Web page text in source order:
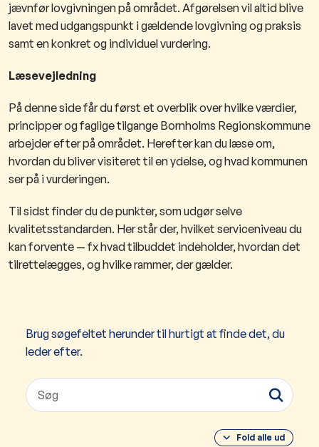
jævnfør lovgivningen på området. Afgørelsen vil altid blive
lavet med udgangspunkt i gældende lovgivning og praksis
samt en konkret og individuel vurdering.
Læsevejledning
På denne side får du først et overblik over hvilke værdier,
principper og faglige tilgange Bornholms Regionskommune
arbejder efter på området. Herefter kan du læse om,
hvordan du bliver visiteret til en ydelse, og hvad kommunen
ser på i vurderingen.
Til sidst finder du de punkter, som udgør selve
kvalitetsstandarden. Her står der, hvilket serviceniveau du
kan forvente — fx hvad tilbuddet indeholder, hvordan det
tilrettelægges, og hvilke rammer, der gælder.
Brug søgefeltet herunder til hurtigt at finde det, du
leder efter.
Fold alle ud